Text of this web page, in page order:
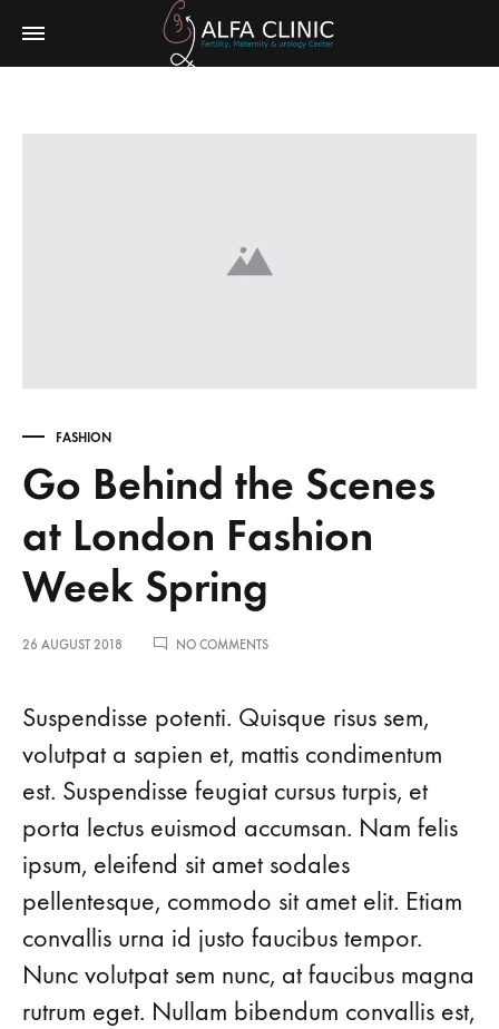
FASHION
Go Behind the Scenes
at London Fashion
Week Spring
26 AUGUST 2018 NO COMMENTS
Suspendisse potenti. Quisque risus sem,
volutpat a sapien et, mattis condimentum
est. Suspendisse feugiat cursus turpis, et
porta lectus euismod accumsan. Nam felis
ipsum, eleifend sit amet sodales
pellentesque, commodo sit amet elit. Etiam
convallis urna id justo faucibus tempor.
Nunc volutpat sem nunc, at faucibus magna
rutrum eget. Nullam bibendum convallis est,